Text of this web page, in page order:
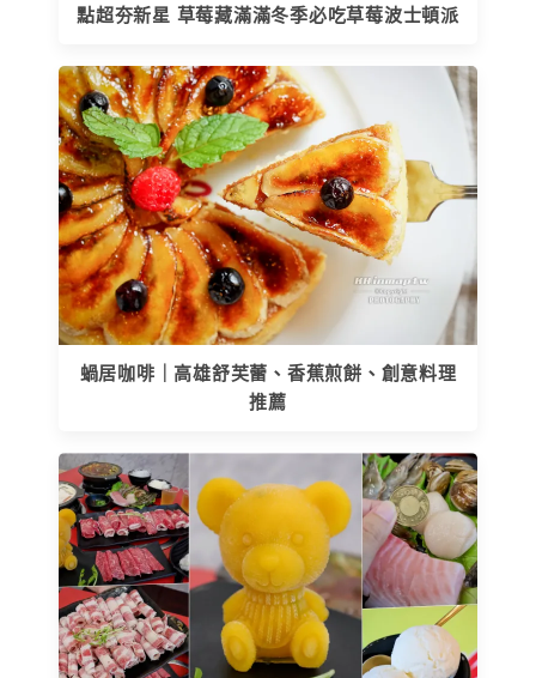
點超夯新星 草莓藏滿滿冬季必吃草莓波士頓派
蝸居咖啡｜高雄舒芙蕾、香蕉煎餅、創意料理
推薦